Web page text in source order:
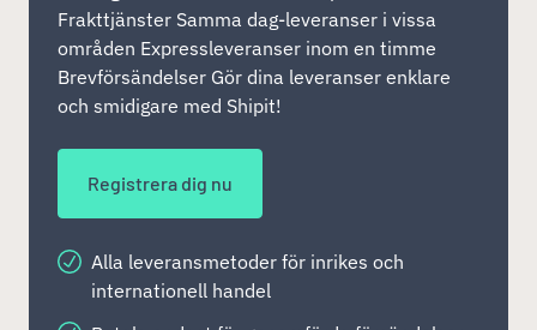
Frakttjänster Samma dag-leveranser i vissa
områden Expressleveranser inom en timme
Brevförsändelser Gör dina leveranser enklare
och smidigare med Shipit!
Registrera dig nu
Alla leveransmetoder för inrikes och
internationell handel